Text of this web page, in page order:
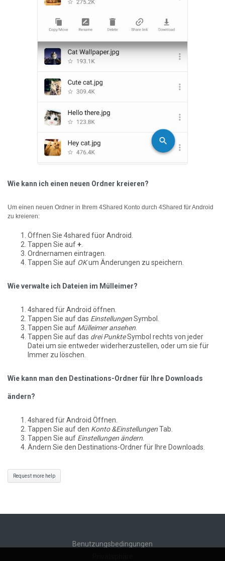
Wie kann ich einen neuen Ordner kreieren?
Um einen neuen Ordner in Ihrem 4Shared Konto durch 4Shared für Android
zu kreieren:
Öffnen Sie 4shared füor Android.
Tappen Sie auf+.
Ordnernamen eintragen.
Tappen Sie auf OKum Änderungen zu speichern.
Wie verwalte ich Dateien im Mülleimer?
4shared für Android öffnen.
Tappen Sie auf das EinstellungenSymbol.
Tappen Sie auf Mülleimer ansehen.
Tappen Sie auf das drei PunkteSymbol rechts von jeder
Datei um sie entweder widerherzustellen, oder um sie für
Immer zu löschen.
Wie kann man den Destinations-Ordner für Ihre Downloads
ändern?
4shared für Android Öffnen.
Tappen Sie auf den Konto &EinstellungenTab.
Tappen Sie auf Einstellungen ändern.
Ändern Sie den Destinations-Ordner für Ihre Downloads.
Request more help
Benutzungsbedingungen